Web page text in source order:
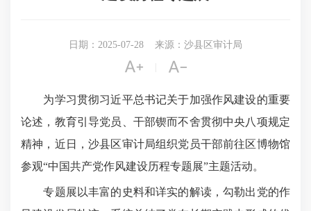
日期：2025-07-28 来源：沙县区审计局
 
为学习贯彻习近平总书记关于加强作风建设的重要
论述，教育引导党员、干部锲而不舍贯彻中央八项规定
精神，近日，沙县区审计局组织党员干部前往区博物馆
参观“中国共产党作风建设历程专题展”主题活动。
专题展以丰富的史料和详实的解读，勾勒出党的作